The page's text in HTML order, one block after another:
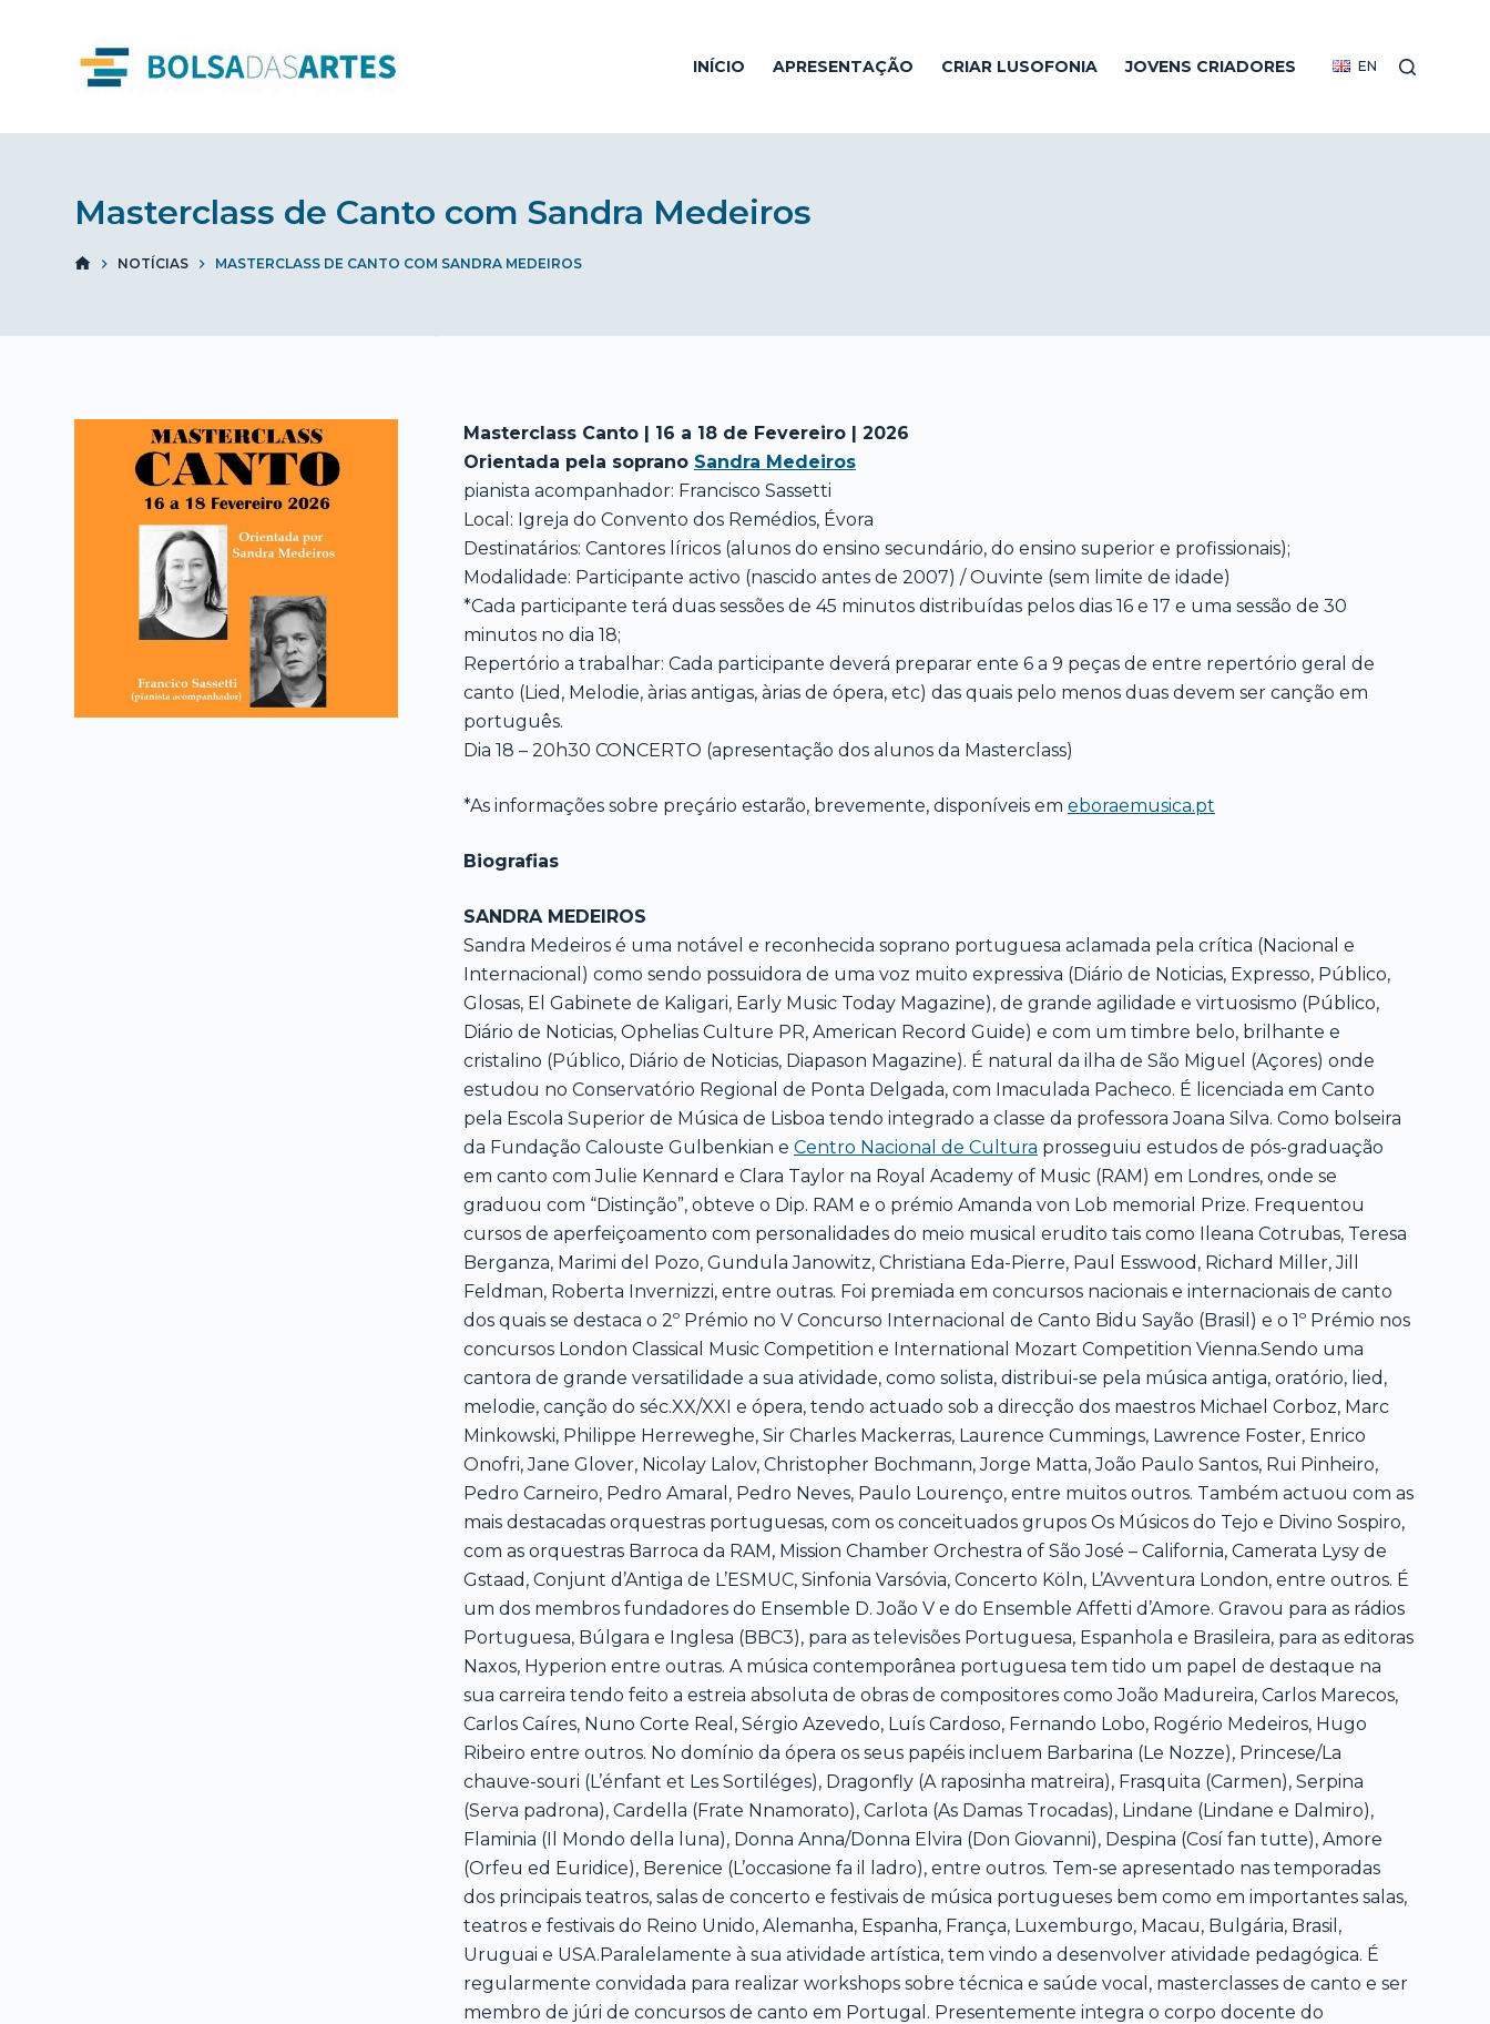
t
n
INÍCIO APRESENTAÇÃO CRIAR LUSOFONIA JOVENS CRIADORES EN
Masterclass de Canto com Sandra Medeiros
NOTÍCIAS MASTERCLASS DE CANTO COM SANDRA MEDEIROS
Masterclass Canto | 16 a 18 de Fevereiro | 2026
Orientada pela soprano Sandra Medeiros
pianista acompanhador: Francisco Sassetti
Local: Igreja do Convento dos Remédios, Évora
Destinatários: Cantores líricos (alunos do ensino secundário, do ensino superior e profissionais);
Modalidade: Participante activo (nascido antes de 2007) / Ouvinte (sem limite de idade)
*Cada participante terá duas sessões de 45 minutos distribuídas pelos dias 16 e 17 e uma sessão de 30
minutos no dia 18;
Repertório a trabalhar: Cada participante deverá preparar ente 6 a 9 peças de entre repertório geral de
canto (Lied, Melodie, àrias antigas, àrias de ópera, etc) das quais pelo menos duas devem ser canção em
português.
Dia 18 – 20h30 CONCERTO (apresentação dos alunos da Masterclass)
*As informações sobre preçário estarão, brevemente, disponíveis em eboraemusica.pt
Biografias
SANDRA MEDEIROS
Sandra Medeiros é uma notável e reconhecida soprano portuguesa aclamada pela crítica (Nacional e
Internacional) como sendo possuidora de uma voz muito expressiva (Diário de Noticias, Expresso, Público,
Glosas, El Gabinete de Kaligari, Early Music Today Magazine), de grande agilidade e virtuosismo (Público,
Diário de Noticias, Ophelias Culture PR, American Record Guide) e com um timbre belo, brilhante e
cristalino (Público, Diário de Noticias, Diapason Magazine). É natural da ilha de São Miguel (Açores) onde
estudou no Conservatório Regional de Ponta Delgada, com Imaculada Pacheco. É licenciada em Canto
pela Escola Superior de Música de Lisboa tendo integrado a classe da professora Joana Silva. Como bolseira
da Fundação Calouste Gulbenkian e Centro Nacional de Cultura prosseguiu estudos de pós-graduação
em canto com Julie Kennard e Clara Taylor na Royal Academy of Music (RAM) em Londres, onde se
graduou com “Distinção”, obteve o Dip. RAM e o prémio Amanda von Lob memorial Prize. Frequentou
cursos de aperfeiçoamento com personalidades do meio musical erudito tais como Ileana Cotrubas, Teresa
Berganza, Marimi del Pozo, Gundula Janowitz, Christiana Eda-Pierre, Paul Esswood, Richard Miller, Jill
Feldman, Roberta Invernizzi, entre outras. Foi premiada em concursos nacionais e internacionais de canto
dos quais se destaca o 2º Prémio no V Concurso Internacional de Canto Bidu Sayão (Brasil) e o 1º Prémio nos
concursos London Classical Music Competition e International Mozart Competition Vienna.Sendo uma
cantora de grande versatilidade a sua atividade, como solista, distribui-se pela música antiga, oratório, lied,
melodie, canção do séc.XX/XXI e ópera, tendo actuado sob a direcção dos maestros Michael Corboz, Marc
Minkowski, Philippe Herreweghe, Sir Charles Mackerras, Laurence Cummings, Lawrence Foster, Enrico
Onofri, Jane Glover, Nicolay Lalov, Christopher Bochmann, Jorge Matta, João Paulo Santos, Rui Pinheiro,
Pedro Carneiro, Pedro Amaral, Pedro Neves, Paulo Lourenço, entre muitos outros. Também actuou com as
mais destacadas orquestras portuguesas, com os conceituados grupos Os Músicos do Tejo e Divino Sospiro,
com as orquestras Barroca da RAM, Mission Chamber Orchestra of São José – California, Camerata Lysy de
Gstaad, Conjunt d’Antiga de L’ESMUC, Sinfonia Varsóvia, Concerto Köln, L’Avventura London, entre outros. É
um dos membros fundadores do Ensemble D. João V e do Ensemble Affetti d’Amore. Gravou para as rádios
Portuguesa, Búlgara e Inglesa (BBC3), para as televisões Portuguesa, Espanhola e Brasileira, para as editoras
Naxos, Hyperion entre outras. A música contemporânea portuguesa tem tido um papel de destaque na
sua carreira tendo feito a estreia absoluta de obras de compositores como João Madureira, Carlos Marecos,
Carlos Caíres, Nuno Corte Real, Sérgio Azevedo, Luís Cardoso, Fernando Lobo, Rogério Medeiros, Hugo
Ribeiro entre outros. No domínio da ópera os seus papéis incluem Barbarina (Le Nozze), Princese/La
chauve-souri (L’énfant et Les Sortiléges), Dragonfly (A raposinha matreira), Frasquita (Carmen), Serpina
(Serva padrona), Cardella (Frate Nnamorato), Carlota (As Damas Trocadas), Lindane (Lindane e Dalmiro),
Flaminia (Il Mondo della luna), Donna Anna/Donna Elvira (Don Giovanni), Despina (Cosí fan tutte), Amore
(Orfeu ed Euridice), Berenice (L’occasione fa il ladro), entre outros. Tem-se apresentado nas temporadas
dos principais teatros, salas de concerto e festivais de música portugueses bem como em importantes salas,
teatros e festivais do Reino Unido, Alemanha, Espanha, França, Luxemburgo, Macau, Bulgária, Brasil,
Uruguai e USA.Paralelamente à sua atividade artística, tem vindo a desenvolver atividade pedagógica. É
regularmente convidada para realizar workshops sobre técnica e saúde vocal, masterclasses de canto e ser
membro de júri de concursos de canto em Portugal. Presentemente integra o corpo docente do